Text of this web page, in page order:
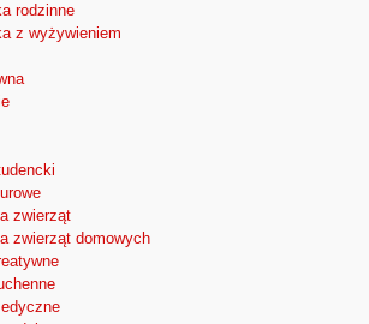
rodzinne
z wyżywieniem
zwierząt
zwierząt domowych